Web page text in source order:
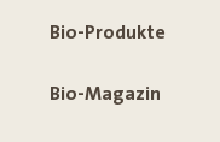
Bio-Produkte
Bio-Magazin